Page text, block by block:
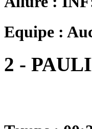
Equipe :
2 -